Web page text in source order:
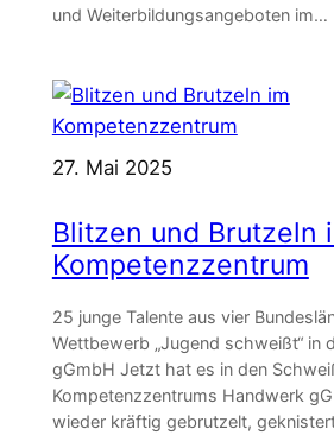
und Weiterbildungsangeboten im…
27. Mai 2025
Blitzen und Brutzeln
Kompetenzzentrum
25 junge Talente aus vier
Wettbewerb „Jugend schweißt“ in
gGmbH Jetzt hat es in den
Kompetenzzentrums Handwerk
wieder kräftig gebrutzelt,